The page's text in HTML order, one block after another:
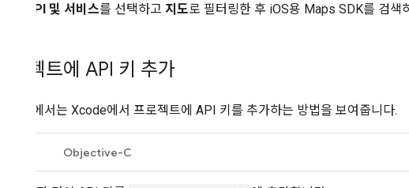
API 및 서비스를 선택하고 지도로 필터링한 후 iOS용 Maps SDK를 검색
프로젝트에 API 키 추가
다음 예에서는 Xcode에서 프로젝트에 API 키를 추가하는 방법을 보여줍니다.
Objective-C